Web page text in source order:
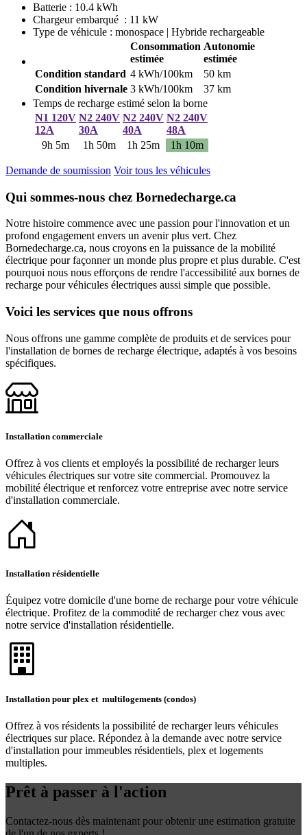
Batterie : 10.4 kWh
Chargeur embarqué : 11 kW
Type de véhicule : monospace | Hybride rechargeable
Consommation
estimée
Autonomie
estimée
Condition standard 4 kWh/100km
50 km
Condition hivernale 3 kWh/100km
37 km
Temps de recharge estimé selon la borne
N1 120V
12A
N2 240V
30A
N2 240V
40A
N2 240V
48A
9h 5m
1h 50m 1h 25m 1h 10m
Demande de soumission Voir tous les véhicules
Qui sommes-nous chez Bornedecharge.ca
Notre histoire commence avec une passion pour l'innovation et un
profond engagement envers un avenir plus vert. Chez
Bornedecharge.ca, nous croyons en la puissance de la mobilité
électrique pour façonner un monde plus propre et plus durable. C'est
pourquoi nous nous efforçons de rendre l'accessibilité aux bornes de
recharge pour véhicules électriques aussi simple que possible.
Voici les services que nous offrons
Nous offrons une gamme complète de produits et de services pour
l'installation de bornes de recharge électrique, adaptés à vos besoins
spécifiques.
Installation commerciale
Offrez à vos clients et employés la possibilité de recharger leurs
véhicules électriques sur votre site commercial. Promouvez la
mobilité électrique et renforcez votre entreprise avec notre service
d'installation commerciale.
Installation résidentielle
Équipez votre domicile d'une borne de recharge pour votre véhicule
électrique. Profitez de la commodité de recharger chez vous avec
notre service d'installation résidentielle.
Installation pour plex et multilogements (condos)
Offrez à vos résidents la possibilité de recharger leurs véhicules
électriques sur place. Répondez à la demande avec notre service
d'installation pour immeubles résidentiels, plex et logements
multiples.
Prêt à passer à l'action
Contactez-nous dès maintenant pour obtenir une estimation gratuite